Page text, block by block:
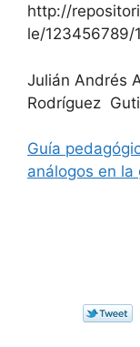
http://
le/123456789/
Julián Andrés
Rodríguez
Guía
análogos en la